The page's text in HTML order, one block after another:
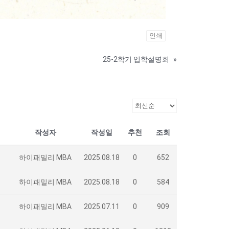
인쇄
25-2학기 입학설명회 »
작성자 작성일 추천 조회
하이패밀리 MBA 2025.08.18 0 652
하이패밀리 MBA 2025.08.18 0 584
하이패밀리 MBA 2025.07.11 0 909